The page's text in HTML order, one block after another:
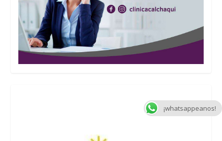
¡whatsappeanos!